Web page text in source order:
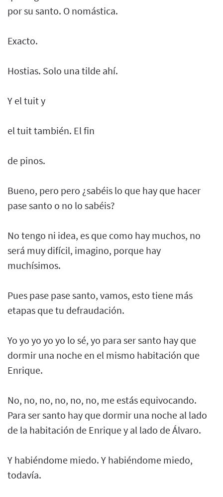
por su santo. O nomástica.
Exacto.
Hostias. Solo una tilde ahí.
Y el tuit y
el tuit también. El fin
de pinos.
Bueno, pero pero ¿sabéis lo que hay que hacer
pase santo o no lo sabéis?
No tengo ni idea, es que como hay muchos, no
será muy difícil, imagino, porque hay
muchísimos.
Pues pase pase santo, vamos, esto tiene más
etapas que tu defraudación.
Yo yo yo yo yo lo sé, yo para ser santo hay que
dormir una noche en el mismo habitación que
Enrique.
No, no, no, no, no, no, me estás equivocando.
Para ser santo hay que dormir una noche al lado
de la habitación de Enrique y al lado de Álvaro.
Y habiéndome miedo. Y habiéndome miedo,
todavía.